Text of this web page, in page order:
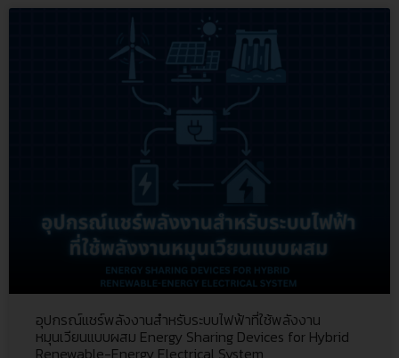
อุปกรณ์แชร์พลังงานสำหรับระบบไฟฟ้าที่ใช้พลังงาน
หมุนเวียนแบบผสม Energy Sharing Devices for Hybrid
Renewable-Energy Electrical System